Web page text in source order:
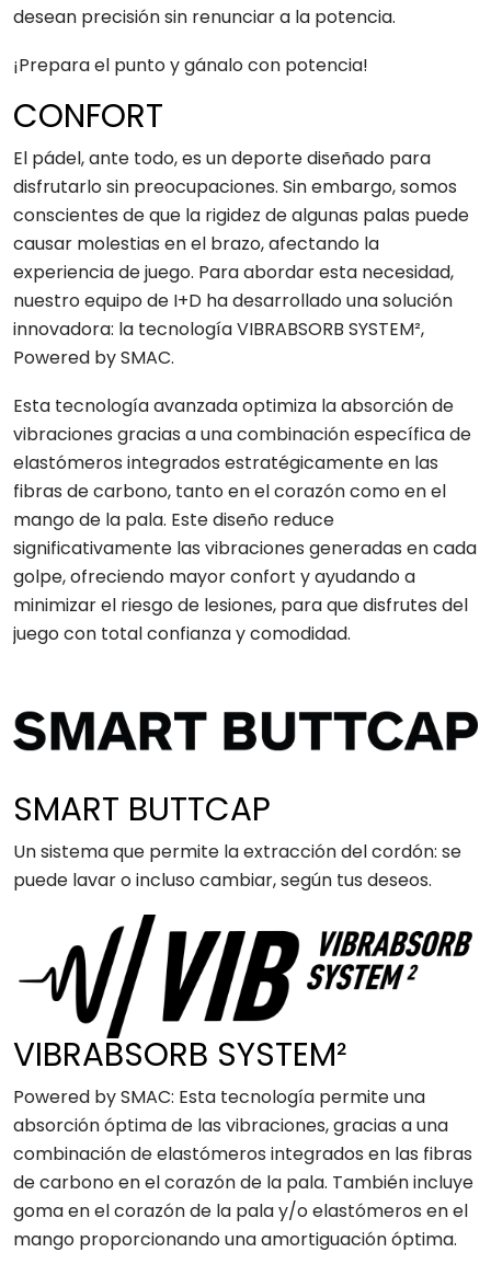
desean precisión sin renunciar a la potencia.
¡Prepara el punto y gánalo con potencia!
CONFORT
El pádel, ante todo, es un deporte diseñado para
disfrutarlo sin preocupaciones. Sin embargo, somos
conscientes de que la rigidez de algunas palas puede
causar molestias en el brazo, afectando la
experiencia de juego. Para abordar esta necesidad,
nuestro equipo de I+D ha desarrollado una solución
innovadora: la tecnología VIBRABSORB SYSTEM²,
Powered by SMAC.
Esta tecnología avanzada optimiza la absorción de
vibraciones gracias a una combinación específica de
elastómeros integrados estratégicamente en las
fibras de carbono, tanto en el corazón como en el
mango de la pala. Este diseño reduce
significativamente las vibraciones generadas en cada
golpe, ofreciendo mayor confort y ayudando a
minimizar el riesgo de lesiones, para que disfrutes del
juego con total confianza y comodidad.
SMART BUTTCAP
Un sistema que permite la extracción del cordón: se
puede lavar o incluso cambiar, según tus deseos.
VIBRABSORB SYSTEM²
Powered by SMAC: Esta tecnología permite una
absorción óptima de las vibraciones, gracias a una
combinación de elastómeros integrados en las fibras
de carbono en el corazón de la pala. También incluye
goma en el corazón de la pala y/o elastómeros en el
mango proporcionando una amortiguación óptima.